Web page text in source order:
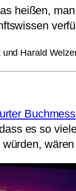
heißen,
Harald
es so